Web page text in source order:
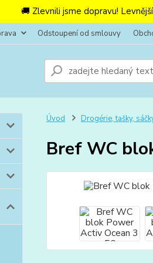
🚚 Zlevnili jsme dopravu!
Odstoupení od smlouvy
Úvod Drogérie, tašky,
Bref WC